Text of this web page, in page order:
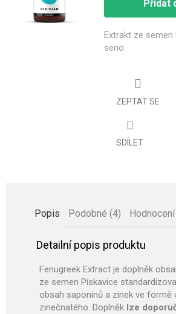
Přidat
Extrakt ze semen
seno.
ZEPTAT SE
SDÍLET
Popis Podobné (4) Hodnocení
Detailní popis produktu
Fenugreek Extract je doplněk
ze semen Pískavice
obsah saponinů a zinek ve formě
zinečnatého. Doplněk lze